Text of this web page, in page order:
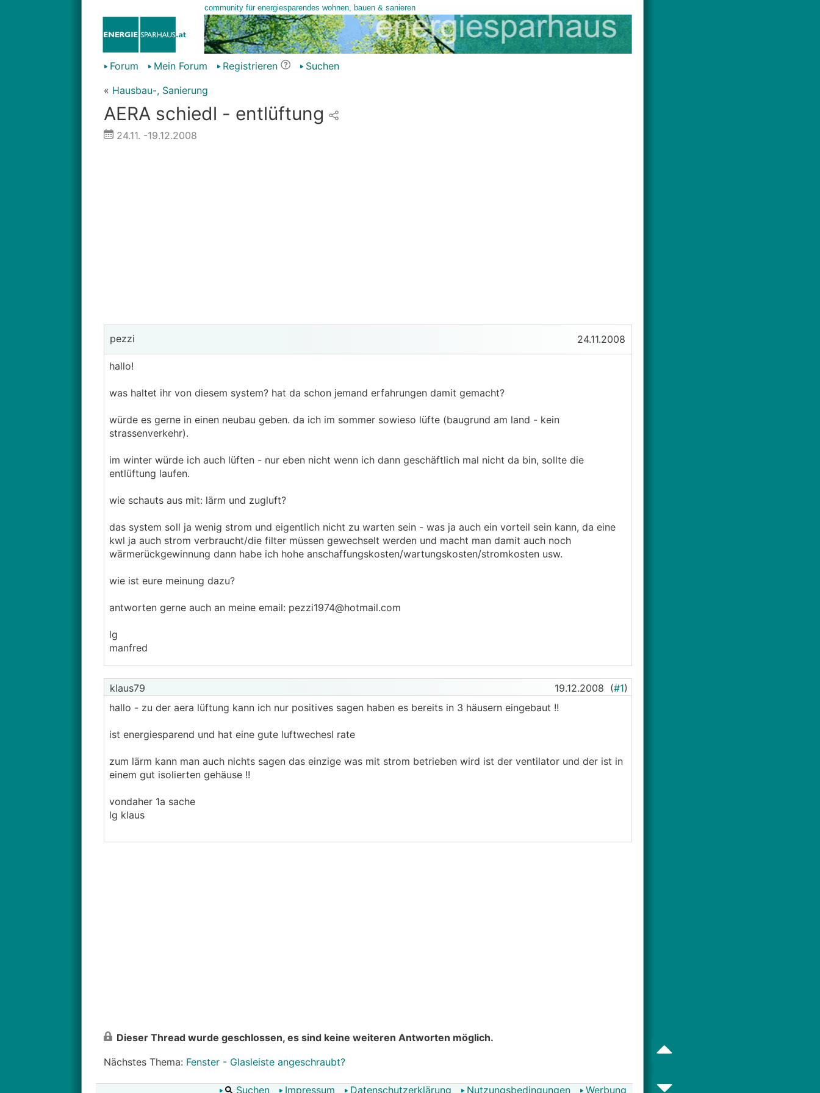
Forum Mein Forum Registrieren
Suchen
« Hausbau-, Sanierung
AERA schiedl - entlüftung
24.11. -19.12.2008
pezzi 24.11.2008
hallo!
was haltet ihr von diesem system? hat da schon jemand erfahrungen damit gemacht?
würde es gerne in einen neubau geben. da ich im sommer sowieso lüfte (baugrund am land - kein
strassenverkehr).
im winter würde ich auch lüften - nur eben nicht wenn ich dann geschäftlich mal nicht da bin, sollte die
entlüftung laufen.
wie schauts aus mit: lärm und zugluft?
das system soll ja wenig strom und eigentlich nicht zu warten sein - was ja auch ein vorteil sein kann, da eine
kwl ja auch strom verbraucht/die filter müssen gewechselt werden und macht man damit auch noch
wärmerückgewinnung dann habe ich hohe anschaffungskosten/wartungskosten/stromkosten usw.
wie ist eure meinung dazu?
antworten gerne auch an meine email: pezzi1974@hotmail.com
lg
manfred
klaus79 19.12.2008 (#1)
hallo - zu der aera lüftung kann ich nur positives sagen haben es bereits in 3 häusern eingebaut !!
ist energiesparend und hat eine gute luftwechesl rate
zum lärm kann man auch nichts sagen das einzige was mit strom betrieben wird ist der ventilator und der ist in
einem gut isolierten gehäuse !!
vondaher 1a sache
lg klaus
Dieser Thread wurde geschlossen, es sind keine weiteren Antworten möglich.
Nächstes Thema: Fenster - Glasleiste angeschraubt?
Suchen Impressum Datenschutzerklärung Nutzungsbedingungen Werbung